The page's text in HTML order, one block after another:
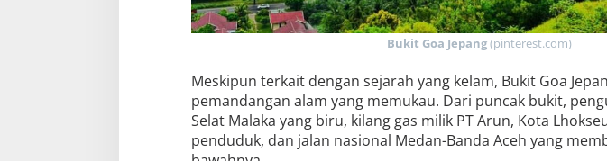
Bukit Goa Jepang(pinterest.com)
Meskipun terkait dengan sejarah yang kelam, Bukit Goa
pemandangan alam yang memukau. Dari puncak bukit,
Selat Malaka yang biru, kilang gas milik PT Arun, Kota
penduduk, dan jalan nasional Medan-Banda Aceh yang